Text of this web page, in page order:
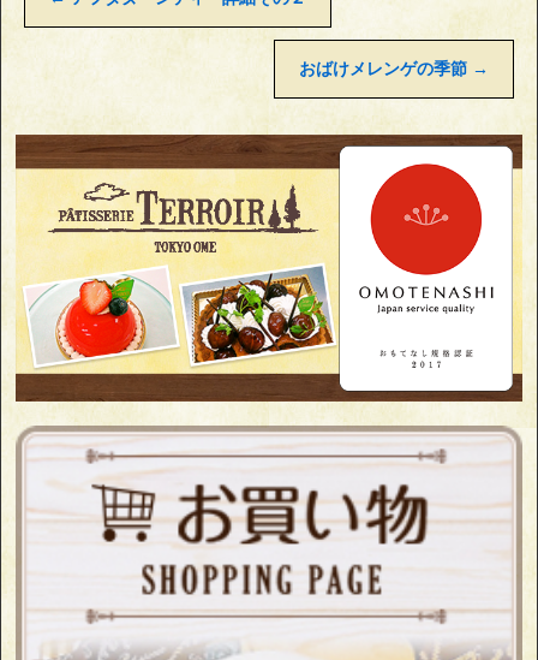
おばけメレンゲの季節 →